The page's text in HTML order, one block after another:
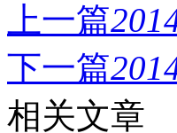
上一篇
下一篇
相关文章